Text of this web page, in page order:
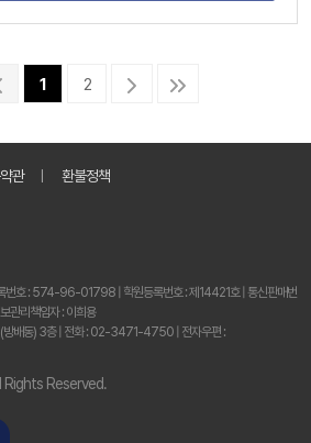
1 2
관 환불정책
번호 : 574-96-01798 | 학원등록번호 : 제14421호 | 통신판매번
관리책임자 : 이희용
방배동) 3층 | 전화 : 02-3471-4750 | 전자우편 :
Rights Reserved.